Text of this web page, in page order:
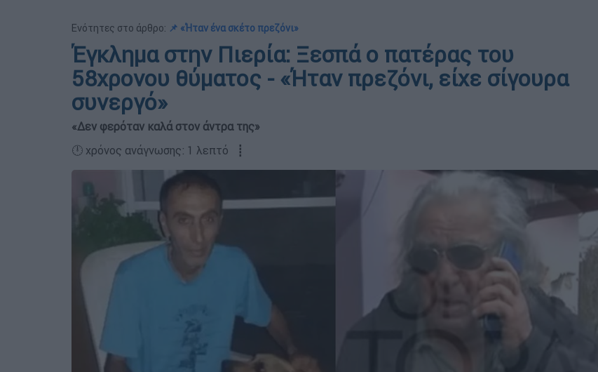
Ενότητες στο άρθρο: 📌 «Ήταν ένα σκέτο πρεζόνι»
Έγκλημα στην Πιερία: Ξεσπά ο πατέρας του
58χρονου θύματος - «Ήταν πρεζόνι, είχε σίγουρα
συνεργό»
«Δεν φερόταν καλά στον άντρα της»
🕛 χρόνος ανάγνωσης: 1 λεπτό ┋